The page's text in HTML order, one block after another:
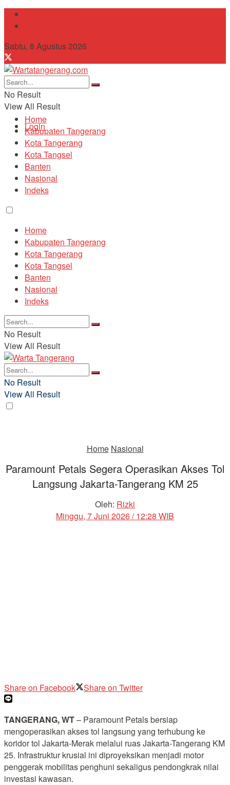
Sabtu, 8 Agustus 2026
No Result
View All Result
Login
Home
Kabupaten Tangerang
Kota Tangerang
Kota Tangsel
Banten
Nasional
Indeks
Home
Kabupaten Tangerang
Kota Tangerang
Kota Tangsel
Banten
Nasional
Indeks
No Result
View All Result
No Result
View All Result
Home Nasional
Paramount Petals Segera Operasikan Akses Tol
Langsung Jakarta-Tangerang KM 25
Oleh: Rizki
Minggu, 7 Juni 2026 / 12:28 WIB
Share on Facebook Share on Twitter
TANGERANG, WT– Paramount Petals bersiap
mengoperasikan akses tol langsung yang terhubung ke
koridor tol Jakarta-Merak melalui ruas Jakarta-Tangerang KM
25. Infrastruktur krusial ini diproyeksikan menjadi motor
penggerak mobilitas penghuni sekaligus pendongkrak nilai
investasi kawasan.